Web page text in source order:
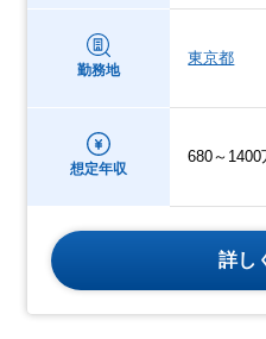
勤務地
東京都
想定年収
680～1400
詳し